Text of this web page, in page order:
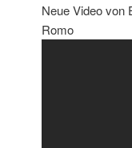
Neue Video von
Romo